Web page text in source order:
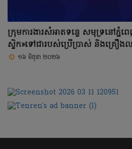
ក្រុមការងារសំអាតទន្លេ សមុទ្រនៅភ្នំពេ
ស្ទិក»ទៅជារបស់ប្រើប្រាស់ និងគ្រឿងល
១៦ មិថុនា ២០២៦